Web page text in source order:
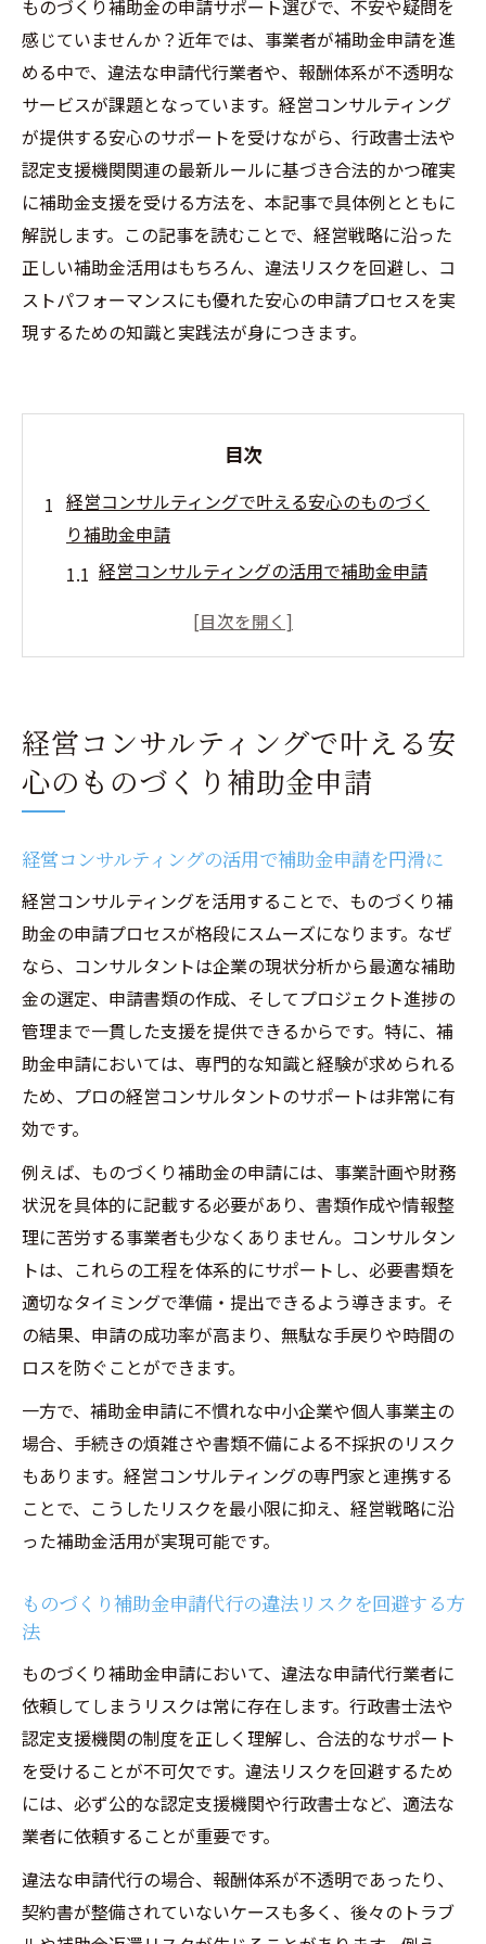
ものづくり補助金の申請サポート選びで、不安や疑問を
感じていませんか？近年では、事業者が補助金申請を進
める中で、違法な申請代行業者や、報酬体系が不透明な
サービスが課題となっています。経営コンサルティング
が提供する安心のサポートを受けながら、行政書士法や
認定支援機関関連の最新ルールに基づき合法的かつ確実
に補助金支援を受ける方法を、本記事で具体例とともに
解説します。この記事を読むことで、経営戦略に沿った
正しい補助金活用はもちろん、違法リスクを回避し、コ
ストパフォーマンスにも優れた安心の申請プロセスを実
現するための知識と実践法が身につきます。
目次
経営コンサルティングで叶える安心のものづく
り補助金申請
経営コンサルティングの活用で補助金申請
ものづくり補助金申請代行の違法リスクを
の成功要素
補助金申請代行の料金体系と経営コンサル
安心して任せるものづくり補助金申請サポ
合法的に進める補助金手続きの最新ポイント
経営コンサルティングで守る補助金手続き
の法的ルール
ものづくり補助金申請代行の認定支援機関
を見極める
行政書士法改正で変わる補助金申請の注意
最新の補助金条件と経営コンサルの実践対
応例
経営コンサルティングが支援する合法サポ
ート体制
違法代行業者を避けるための見分け方ガイド
経営コンサルティングで安心の業者選びを
実現
違法なものづくり補助金代行を見抜く判断
基準
認定支援機関の選び方と経営コンサルの活
用法
違法リスクを回避する補助金サポートチェ
ものづくり補助金申請の安全なコンサル活
申請サポート選びに欠かせない経営コンサルの
視点
経営コンサルティングが提案するサポート
業者の選定法
ものづくり補助金申請代行の着手金なしサ
補助金申請で重視すべき経営コンサルのア
ドバイス
経営コンサルティングで叶える安
心のものづくり補助金申請
経営コンサルティングの活用で補助金申請を円滑に
経営コンサルティングを活用することで、ものづくり補
助金の申請プロセスが格段にスムーズになります。なぜ
なら、コンサルタントは企業の現状分析から最適な補助
金の選定、申請書類の作成、そしてプロジェクト進捗の
管理まで一貫した支援を提供できるからです。特に、補
助金申請においては、専門的な知識と経験が求められる
ため、プロの経営コンサルタントのサポートは非常に有
効です。
例えば、ものづくり補助金の申請には、事業計画や財務
状況を具体的に記載する必要があり、書類作成や情報整
理に苦労する事業者も少なくありません。コンサルタン
トは、これらの工程を体系的にサポートし、必要書類を
適切なタイミングで準備・提出できるよう導きます。そ
の結果、申請の成功率が高まり、無駄な手戻りや時間の
ロスを防ぐことができます。
一方で、補助金申請に不慣れな中小企業や個人事業主の
場合、手続きの煩雑さや書類不備による不採択のリスク
もあります。経営コンサルティングの専門家と連携する
ことで、こうしたリスクを最小限に抑え、経営戦略に沿
った補助金活用が実現可能です。
ものづくり補助金申請代行の違法リスクを回避する方
法
ものづくり補助金申請において、違法な申請代行業者に
依頼してしまうリスクは常に存在します。行政書士法や
認定支援機関の制度を正しく理解し、合法的なサポート
を受けることが不可欠です。違法リスクを回避するため
には、必ず公的な認定支援機関や行政書士など、適法な
業者に依頼することが重要です。
違法な申請代行の場合、報酬体系が不透明であったり、
契約書が整備されていないケースも多く、後々のトラブ